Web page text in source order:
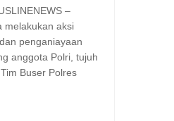
–
melakukan aksi
penganiayaan
anggota Polri, tujuh
Buser Polres